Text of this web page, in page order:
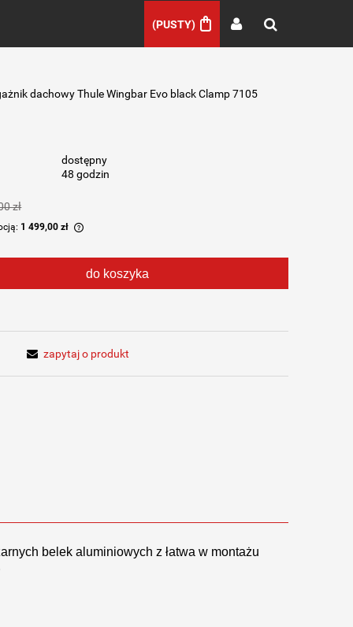
(PUSTY)
dachowy Thule Wingbar Evo black Clamp 7105
dostępny
48 godzin
zł
1 499,00 zł
krócej niż 30
cena od
się w
do koszyka
zapytaj o produkt
belek aluminiowych z łatwa w montażu